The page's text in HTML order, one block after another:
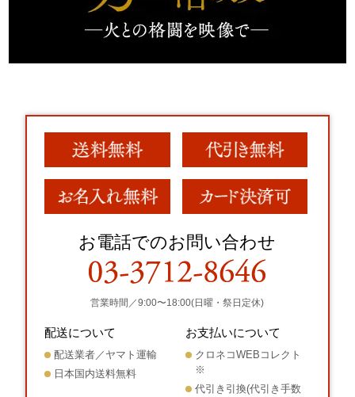
お電話でのお問い合わせ
営業時間／9:00〜18:00(日曜・祭日定休)
配送について
配送業者／ヤマト運輸
日本国内送料無料
お支払いについて
クロネコWEBコレクト
※
代引き引換(代引き手数